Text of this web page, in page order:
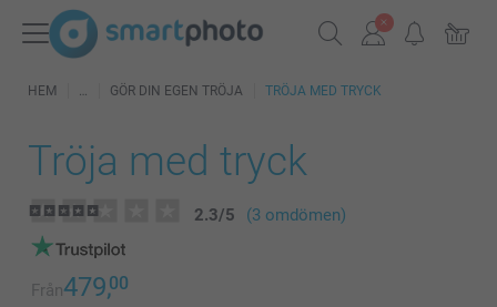
HEM GÖR DIN EGEN TRÖJA TRÖJA MED TRYCK
Tröja med tryck
2.3/5 (3 omdömen)
Från479,00